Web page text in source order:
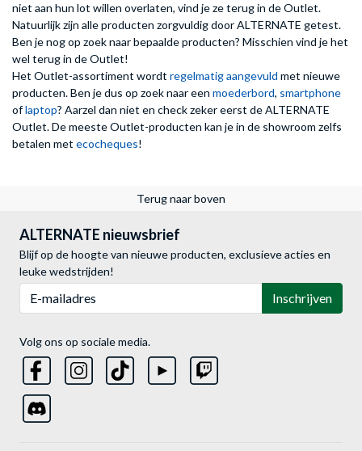
niet aan hun lot willen overlaten, vind je ze terug in de Outlet.
Natuurlijk zijn alle producten zorgvuldig door ALTERNATE getest.
Ben je nog op zoek naar bepaalde producten? Misschien vind je het
wel terug in de Outlet!
Het Outlet-assortiment wordt regelmatig aangevuld met nieuwe
producten. Ben je dus op zoek naar een moederbord, smartphone
oflaptop? Aarzel dan niet en check zeker eerst de ALTERNATE
Outlet. De meeste Outlet-producten kan je in de showroom zelfs
betalen met ecocheques!
Terug naar boven
ALTERNATE nieuwsbrief
Blijf op de hoogte van nieuwe producten, exclusieve acties en
leuke wedstrijden!
Inschrijven
Volg ons op sociale media.